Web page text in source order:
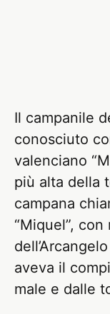
Il campanile
conosciuto
valenciano
più alta della
campana
“Miquel”,
aveva il
male e dalle